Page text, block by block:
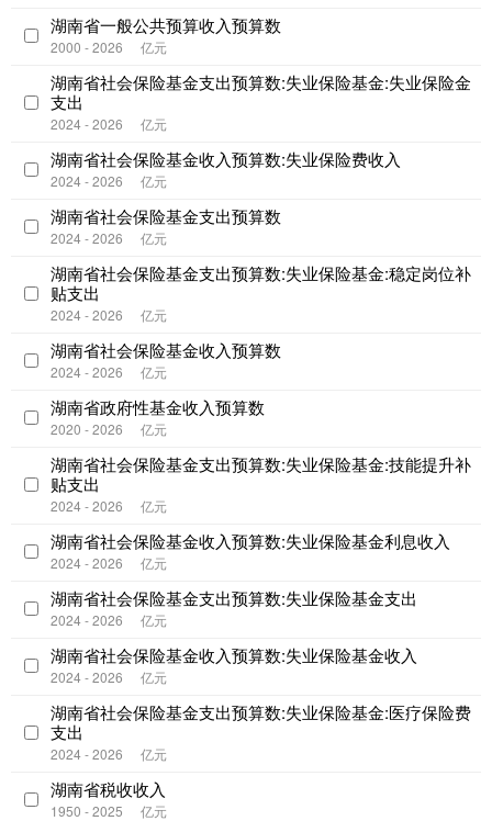
湖南省一般公共预算收入预算数
2000 - 2026 亿元
湖南省社会保险基金支出预算数:失业保险基金:失业保险金
支出
2024 - 2026 亿元
湖南省社会保险基金收入预算数:失业保险费收入
2024 - 2026 亿元
湖南省社会保险基金支出预算数
2024 - 2026 亿元
湖南省社会保险基金支出预算数:失业保险基金:稳定岗位补
贴支出
2024 - 2026 亿元
湖南省社会保险基金收入预算数
2024 - 2026 亿元
湖南省政府性基金收入预算数
2020 - 2026 亿元
湖南省社会保险基金支出预算数:失业保险基金:技能提升补
贴支出
2024 - 2026 亿元
湖南省社会保险基金收入预算数:失业保险基金利息收入
2024 - 2026 亿元
湖南省社会保险基金支出预算数:失业保险基金支出
2024 - 2026 亿元
湖南省社会保险基金收入预算数:失业保险基金收入
2024 - 2026 亿元
湖南省社会保险基金支出预算数:失业保险基金:医疗保险费
支出
2024 - 2026 亿元
湖南省税收收入
1950 - 2025 亿元